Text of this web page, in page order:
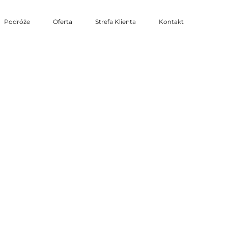
Podróże Oferta Strefa Klienta Kontakt